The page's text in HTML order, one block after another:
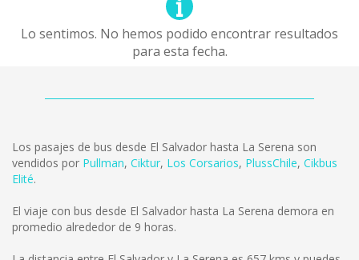
Lo sentimos. No hemos podido encontrar resultados
para esta fecha.
Los pasajes de bus desde El Salvador hasta La Serena son
vendidos por Pullman, Ciktur, Los Corsarios, PlussChile, Cikbus
Elité.
El viaje con bus desde El Salvador hasta La Serena demora en
promedio alrededor de 9 horas.